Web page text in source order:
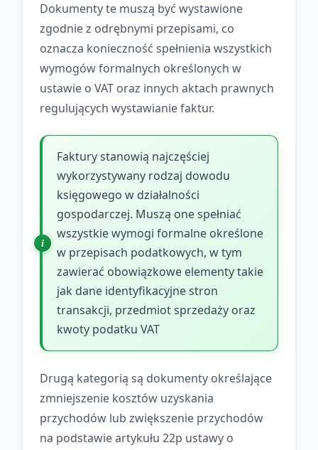
Dokumenty te muszą być wystawione
zgodnie z odrębnymi przepisami, co
oznacza konieczność spełnienia wszystkich
wymogów formalnych określonych w
ustawie o VAT oraz innych aktach prawnych
regulujących wystawianie faktur.
Faktury stanowią najczęściej
wykorzystywany rodzaj dowodu
księgowego w działalności
gospodarczej. Muszą one spełniać
wszystkie wymogi formalne określone
w przepisach podatkowych, w tym
zawierać obowiązkowe elementy takie
jak dane identyfikacyjne stron
transakcji, przedmiot sprzedaży oraz
kwoty podatku VAT
Drugą kategorią są dokumenty określające
zmniejszenie kosztów uzyskania
przychodów lub zwiększenie przychodów
na podstawie artykułu 22p ustawy o